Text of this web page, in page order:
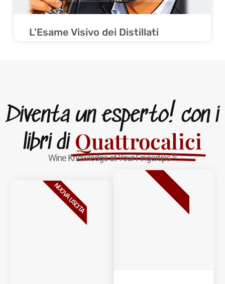
L’Esame Visivo dei Distillati
Diventa un esperto! con i
libri di Quattrocalici
Wine Knowledge at Your Fingertips®
NUOVA USCITA BESTSELLER